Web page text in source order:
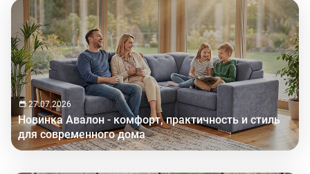
27.07.2026
Новинка Авалон - комфорт, практичность и стиль
для современного дома